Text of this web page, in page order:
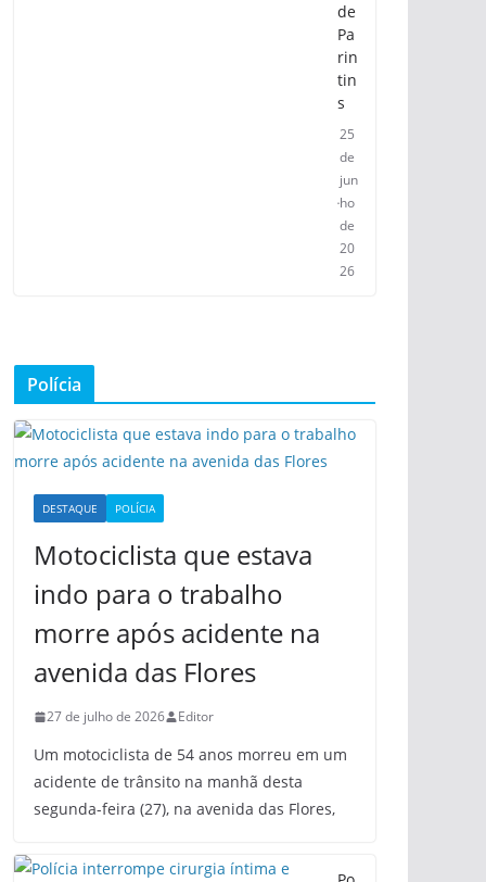
de
Pa
rin
tin
s
25
de
jun
ho
de
20
26
Polícia
DESTAQUE POLÍCIA
Motociclista que estava
indo para o trabalho
morre após acidente na
avenida das Flores
27 de julho de 2026 Editor
Um motociclista de 54 anos morreu em um
acidente de trânsito na manhã desta
segunda-feira (27), na avenida das Flores,